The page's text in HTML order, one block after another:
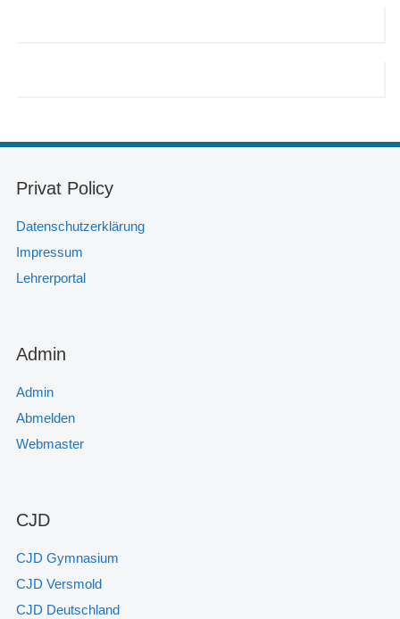
Privat Policy
Datenschutzerklärung
Impressum
Lehrerportal
Admin
Admin
Abmelden
Webmaster
CJD
CJD Gymnasium
CJD Versmold
CJD Deutschland